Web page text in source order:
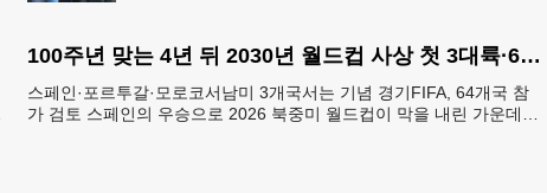
100주년 맞는 4년 뒤 2030년 월드컵 사상 첫 3대륙·6개국 개최
스페인·포르투갈·모로코서남미 3개국서는 기념 경기FIFA, 64개국 참
가 검토 스페인의 우승으로 2026 북중미 월드컵이 막을 내린 가운데,